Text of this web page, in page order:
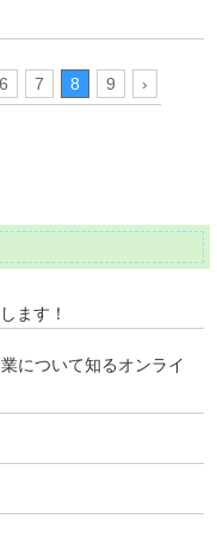
6 7 8 9 ›
ます！
について知るオンライ